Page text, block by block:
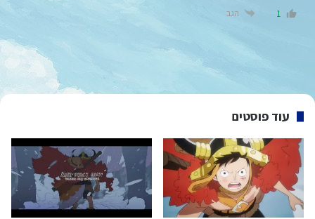
1 הגב
עוד פוסטים